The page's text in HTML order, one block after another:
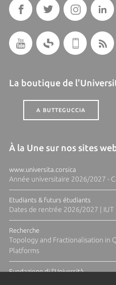
La boutique de
A BUTTEGUCCIA
À la Une sur nos sites
www.universita.corsica
Année universitaire 2026/2027 -
Etudiants & futurs étudiants
Dates de rentrée 2026/2027 | IUT
Recherche
Topology and Fractionalisation in
Platforms
Fundazione di l'Università